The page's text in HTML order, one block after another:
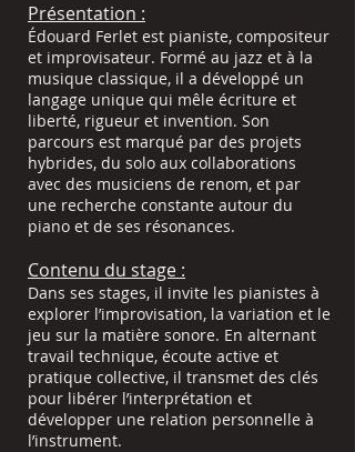
Présentation :
Édouard Ferlet est pianiste, compositeur
et improvisateur. Formé au jazz et à la
musique classique, il a développé un
langage unique qui mêle écriture et
liberté, rigueur et invention. Son
parcours est marqué par des projets
hybrides, du solo aux collaborations
avec des musiciens de renom, et par
une recherche constante autour du
piano et de ses résonances.
Contenu du stage :
Dans ses stages, il invite les pianistes à
explorer l’improvisation, la variation et le
jeu sur la matière sonore. En alternant
travail technique, écoute active et
pratique collective, il transmet des clés
pour libérer l’interprétation et
développer une relation personnelle à
l’instrument.